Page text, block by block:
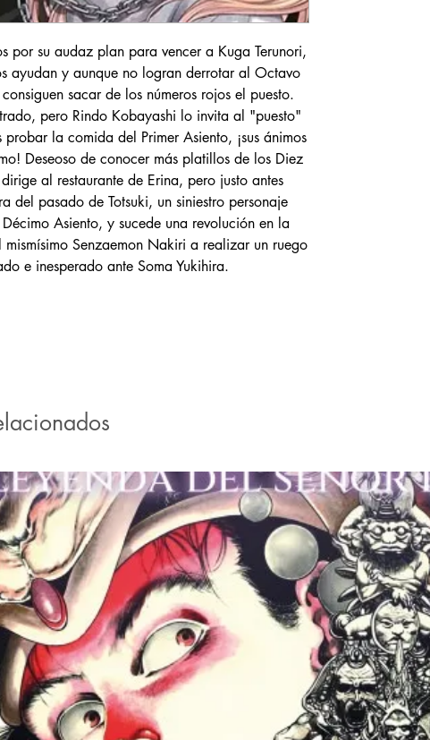
por su audaz plan para vencer a Kuga Terunori,
ayudan y aunque no logran derrotar al Octavo
sacar de los números rojos el puesto.
pero Rindo Kobayashi lo invita al "puesto"
probar la comida del Primer Asiento, ¡sus ánimos
Deseoso de conocer más platillos de los Diez
al restaurante de Erina, pero justo antes
del pasado de Totsuki, un siniestro personaje
Asiento, y sucede una revolución en la
Senzaemon Nakiri a realizar un ruego
e inesperado ante Soma Yukihira.